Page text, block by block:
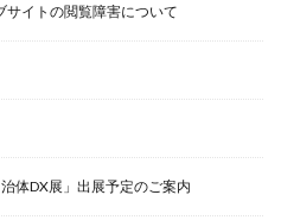
サイトの閲覧障害について
体DX展」出展予定のご案内